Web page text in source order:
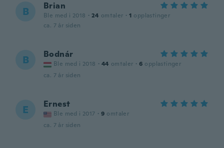
B Brian
Ble med i 2018 · 24 omtaler · 1 opplastinger
ca. 7 år siden
B Bodnár
Ble med i 2018 · 44 omtaler · 6 opplastinger
ca. 7 år siden
E Ernest
Ble med i 2017 · 9 omtaler
ca. 7 år siden